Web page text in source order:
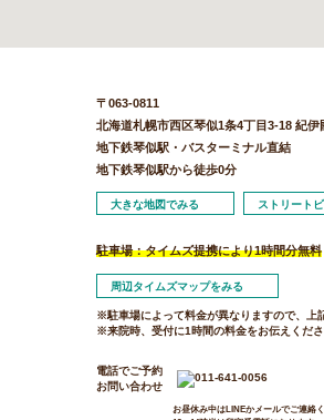
〒063-0811
北海道札幌市西区琴似1条4丁目3-18 紀伊
地下鉄琴似駅・バスターミナル直結
地下鉄琴似駅から徒歩0分
大きな地図でみる ストリート
駐車場：タイムズ提携により1時間分無料
周辺タイムズマップをみる
※駐車場によって料金が異なりますので、上
※来院時、受付に1時間の料金をお伝えくださ
電話でご予約
お問い合わせ
お昼休み中はLINEかメールでご連絡く